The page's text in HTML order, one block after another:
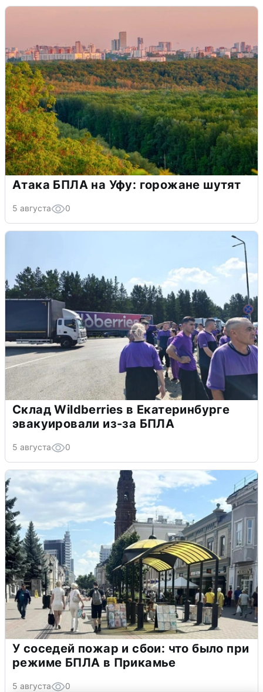
Атака БПЛА на Уфу: горожане шутят
5 августа 0
Склад Wildberries в Екатеринбурге
эвакуировали из-за БПЛА
5 августа 0
У соседей пожар и сбои: что было при
режиме БПЛА в Прикамье
5 августа 0